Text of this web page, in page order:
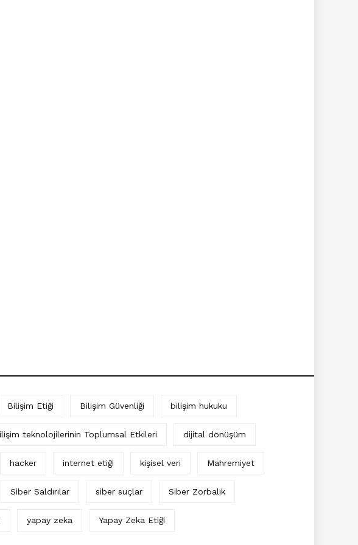
Bilişim Etiği Bilişim Güvenliği bilişim hukuku
teknolojilerinin Toplumsal Etkileri dijital dönüşüm
hacker internet etiği kişisel veri Mahremiyet
Siber Saldırılar siber suçlar Siber Zorbalık
yapay zeka Yapay Zeka Etiği